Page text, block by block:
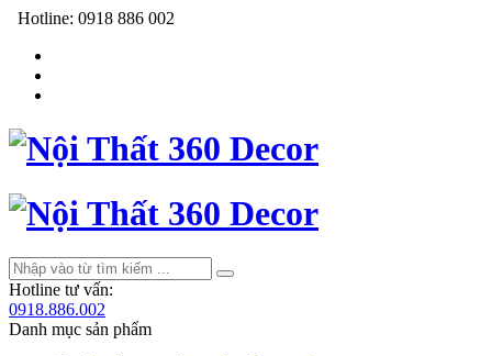
Hotline: 0918 886 002
Hotline tư vấn:
0918.886.002
Danh mục sản phẩm